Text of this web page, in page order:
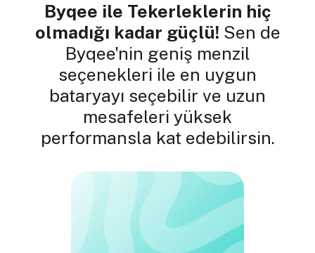
Byqee ile Tekerleklerin hiç
olmadığı kadar güçlü! Sen de
Byqee'nin geniş menzil
seçenekleri ile en uygun
bataryayı seçebilir ve uzun
mesafeleri yüksek
performansla kat edebilirsin.